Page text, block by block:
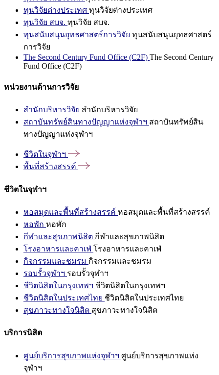
ทุนวิจัยต่างประเทศ ทุนวิจัยต่างประเทศ
ทุนวิจัย สบจ. ทุนวิจัย สบจ.
ทุนสนับสนุนยุทธศาสตร์การวิจัย ทุนสนับสนุนยุทธศาสตร์
การวิจัย
The Second Century Fund Office (C2F) The Second Century
Fund Office (C2F)
หน่วยงานด้านการวิจัย
สำนักบริหารวิจัย สำนักบริหารวิจัย
สถาบันทรัพย์สินทางปัญญาแห่งจุฬาฯ สถาบันทรัพย์สิน
ทางปัญญาแห่งจุฬาฯ
ชีวิตในจุฬาฯ
พื้นที่สร้างสรรค์
ชีวิตในจุฬาฯ
หอสมุดและพื้นที่สร้างสรรค์ หอสมุดและพื้นที่สร้างสรรค์
หอพัก หอพัก
กีฬาและสุขภาพนิสิต กีฬาและสุขภาพนิสิต
โรงอาหารและคาเฟ่ โรงอาหารและคาเฟ่
กิจกรรมและชมรม กิจกรรมและชมรม
รอบรั้วจุฬาฯ รอบรั้วจุฬาฯ
ชีวิตนิสิตในกรุงเทพฯ ชีวิตนิสิตในกรุงเทพฯ
ชีวิตนิสิตในประเทศไทย ชีวิตนิสิตในประเทศไทย
สุขภาวะทางใจนิสิต สุขภาวะทางใจนิสิต
บริการนิสิต
ศูนย์บริการสุขภาพแห่งจุฬาฯ ศูนย์บริการสุขภาพแห่ง
จุฬาฯ